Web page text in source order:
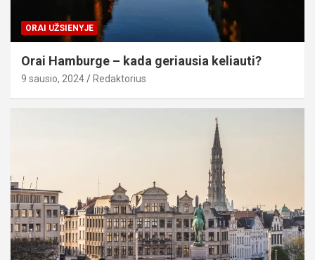
ORAI UŽSIENYJE
Orai Hamburge – kada geriausia keliauti?
9 sausio, 2024 Redaktorius